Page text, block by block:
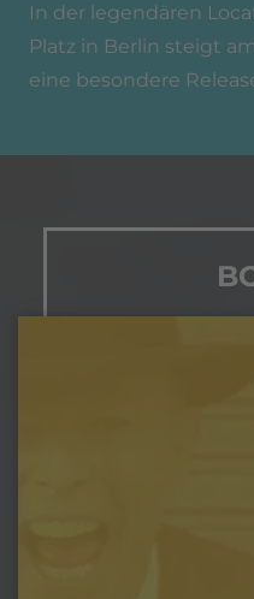
In der legendären
Platz in Berlin steigt
eine besondere